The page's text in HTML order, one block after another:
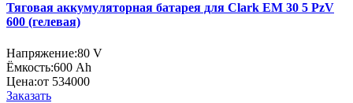
Тяговая аккумуляторная батарея для Clark EM 30 5 PzV
600 (гелевая)
Напряжение:80 V
Ёмкость:600 Ah
Цена:от 534000
Заказать